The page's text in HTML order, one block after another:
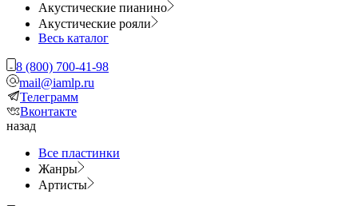
Акустические пианино
Акустические рояли
Весь каталог
8 (800) 700-41-98
mail@iamlp.ru
Телеграмм
Вконтакте
назад
Все пластинки
Жанры
Артисты